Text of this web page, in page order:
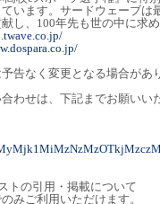
います。サードウェーブは
し、100年先も世の中に求
告なく変更となる場合があ
わせは、下記までお願いい
トの引用・掲載について
みご利用いただけます。